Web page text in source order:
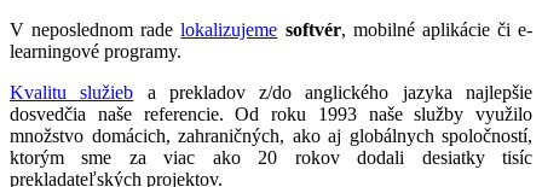
V neposlednom radelokalizujeme softvér, mobilné aplikácie či e-
learningové programy.
Kvalitu služieb a prekladov z/do anglického jazyka najlepšie
dosvedčia naše referencie. Od roku 1993 naše služby využilo
množstvo domácich, zahraničných, ako aj globálnych spoločností,
ktorým sme za viac ako 20 rokov dodali desiatky tisíc
prekladateľských projektov.